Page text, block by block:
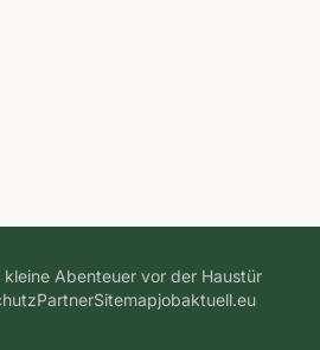
Abenteuer vor der Haustür
PartnerSitemapjobaktuell.eu